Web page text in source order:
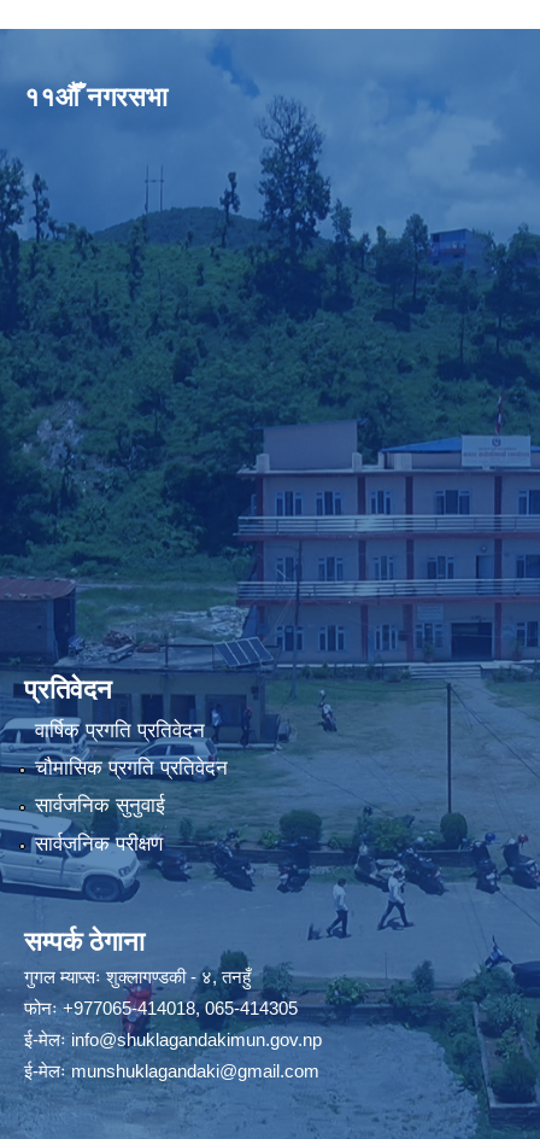
११औँ नगरसभा
प्रतिवेदन
वार्षिक प्रगति प्रतिवेदन
चौमासिक प्रगति प्रतिवेदन
सार्वजनिक सुनुवाई
सार्वजनिक परीक्षण
सम्पर्क ठेगाना
गुगल म्याप्सःशुक्लागण्डकी - ४, तनहुँ
फोनः+977065-414018,065-414305
ई-मेलः info@shuklagandakimun.gov.np
ई-मेलःmunshuklagandaki@gmail.com